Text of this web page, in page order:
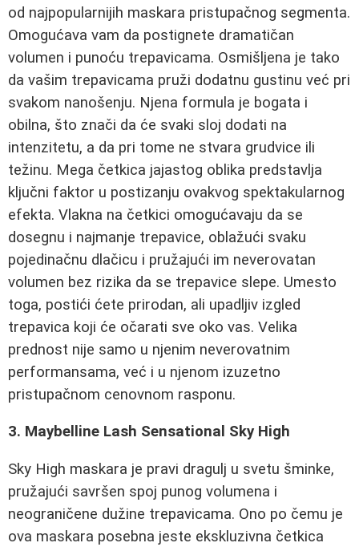
od najpopularnijih maskara pristupačnog segmenta.
Omogućava vam da postignete dramatičan
volumen i punoću trepavicama. Osmišljena je tako
da vašim trepavicama pruži dodatnu gustinu već pri
svakom nanošenju. Njena formula je bogata i
obilna, što znači da će svaki sloj dodati na
intenzitetu, a da pri tome ne stvara grudvice ili
težinu. Mega četkica jajastog oblika predstavlja
ključni faktor u postizanju ovakvog spektakularnog
efekta. Vlakna na četkici omogućavaju da se
dosegnu i najmanje trepavice, oblažući svaku
pojedinačnu dlačicu i pružajući im neverovatan
volumen bez rizika da se trepavice slepe. Umesto
toga, postići ćete prirodan, ali upadljiv izgled
trepavica koji će očarati sve oko vas. Velika
prednost nije samo u njenim neverovatnim
performansama, već i u njenom izuzetno
pristupačnom cenovnom rasponu.
3. Maybelline Lash Sensational Sky High
Sky High maskara je pravi dragulj u svetu šminke,
pružajući savršen spoj punog volumena i
neograničene dužine trepavicama. Ono po čemu je
ova maskara posebna jeste ekskluzivna četkica